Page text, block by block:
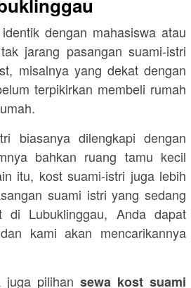
dengan mahasiswa atau
jarang pasangan suami-istri
misalnya yang dekat dengan
terpikirkan membeli rumah
biasanya dilengkapi dengan
bahkan ruang tamu kecil
itu, kost suami-istri juga lebih
suami istri yang sedang
di Lubuklinggau, Anda dapat
kami akan mencarikannya
pilihan sewa kost suami